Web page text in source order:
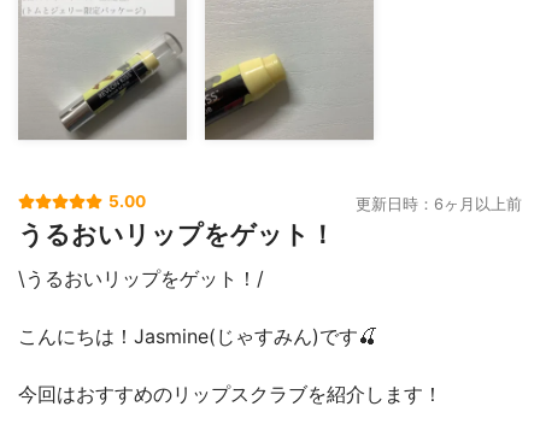
5.00 更新日時：6ヶ月以上前
うるおいリップをゲット！
\うるおいリップをゲット！/
こんにちは！Jasmine(じゃすみん)です🍒
今回はおすすめのリップスクラブを紹介します！